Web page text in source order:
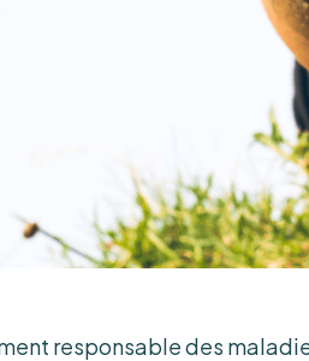
responsable des